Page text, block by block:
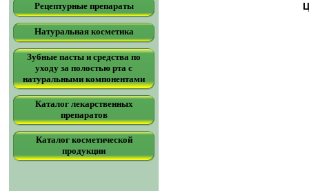
Рецептурные препараты
Натуральная косметика
Зубные пасты и средства по
уходу за полостью рта с
натуральными компонентами
Каталог лекарственных
препаратов
Каталог косметической
продукции